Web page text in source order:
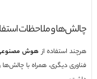
و ملاحظات استفاده
استفاده ازهوش مصنوعی در
دیگری، همراه با چالش‌ها و